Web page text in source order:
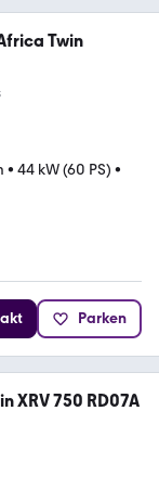
Twin
• 44 kW (60 PS) •
Parken
XRV 750 RD07A